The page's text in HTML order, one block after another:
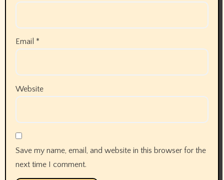
Email *
Website
Save my name, email, and website in this browser for the
next time I comment.